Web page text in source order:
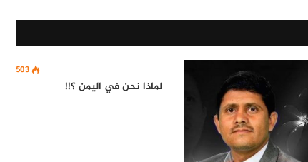
503
لماذا نحن في اليمن ؟!!